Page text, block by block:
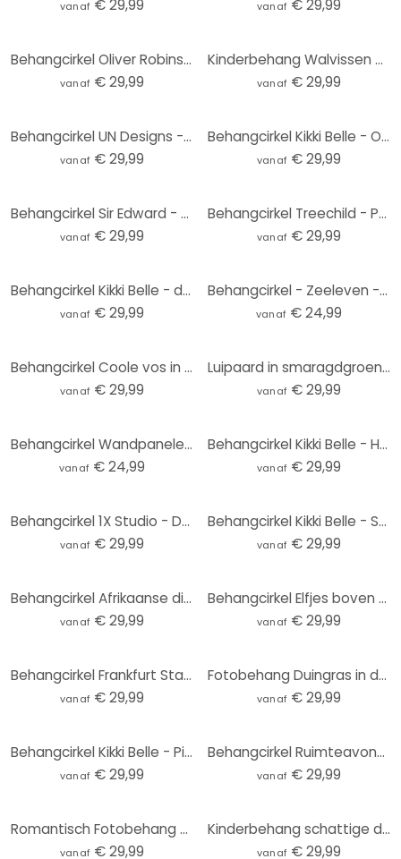
vanaf € 29,99 vanaf € 29,99
Behangcirkel Oliver Robins - Ark van Noach - vliesbehang/zelfklevend vliesbehang
vanaf € 29,99
Kinderbehang Walvissen en hun vrienden in de onderwaterwereld - Oliver Robins - Rond - vliesbehang/z
vanaf € 29,99
Behangcirkel UN Designs - Fleur de Paris - vliesbehang/zelfklevend vliesbehang
vanaf € 29,99
Behangcirkel Kikki Belle - Ocean Life - vliesbehang/zelfklevend vliesbehang
vanaf € 29,99
Behangcirkel Sir Edward - Magic Flowers - vliesbehang/zelfklevend vliesbehang
vanaf € 29,99
Behangcirkel Treechild - Pastelkleurige grassen - vliesbehang/zelfklevend vliesbehang
vanaf € 29,99
Behangcirkel Kikki Belle - de Savanne - vliesbehang/zelfklevend vliesbehang
vanaf € 29,99
Behangcirkel - Zeeleven - vliesbehang/zelfklevend vliesbehang
vanaf € 24,99
Behangcirkel Coole vos in een pak - Magnusson - vliesbehang/zelfklevend vliesbehang
vanaf € 29,99
Luipaard in smaragdgroene jungle Fotobehang - Manovski - Rond - vliesbehang/zelfklevend vliesbehang
vanaf € 29,99
Behangcirkel Wandpanelen met houtlook - vliesbehang/zelfklevend vliesbehang
vanaf € 24,99
Behangcirkel Kikki Belle - Herten in het Bos - vliesbehang/zelfklevend vliesbehang
vanaf € 29,99
Behangcirkel 1X Studio - Duinen - vliesbehang/zelfklevend vliesbehang
vanaf € 29,99
Behangcirkel Kikki Belle - Searching in the Jungle - vliesbehang/zelfklevend vliesbehang
vanaf € 29,99
Behangcirkel Afrikaanse dieren in het regenwoud - Kvilis - vliesbehang/zelfklevend vliesbehang
vanaf € 29,99
Behangcirkel Elfjes boven roze wolken - Oliver Robins - vliesbehang/zelfklevend vliesbehang
vanaf € 29,99
Behangcirkel Frankfurt Stadion - vliesbehang/zelfklevend vliesbehang
vanaf € 29,99
Fotobehang Duingras in de avondzon - Treechild - Rond - vliesbehang/zelfklevend vliesbehang
vanaf € 29,99
Behangcirkel Kikki Belle - Pirate Bay - vliesbehang/zelfklevend vliesbehang
vanaf € 29,99
Behangcirkel Ruimteavontuur met astronauten - Oliver Robins - vliesbehang/zelfklevend vliesbehang
vanaf € 29,99
Romantisch Fotobehang - zonsondergang over strand en zee - Sisi & Seb - Rond - vliesbehang/zelfkleve
vanaf € 29,99
Kinderbehang schattige dieren in het hart van het bos | kinderkamer - Oliver Robins - Rond - vliesbe
vanaf € 29,99